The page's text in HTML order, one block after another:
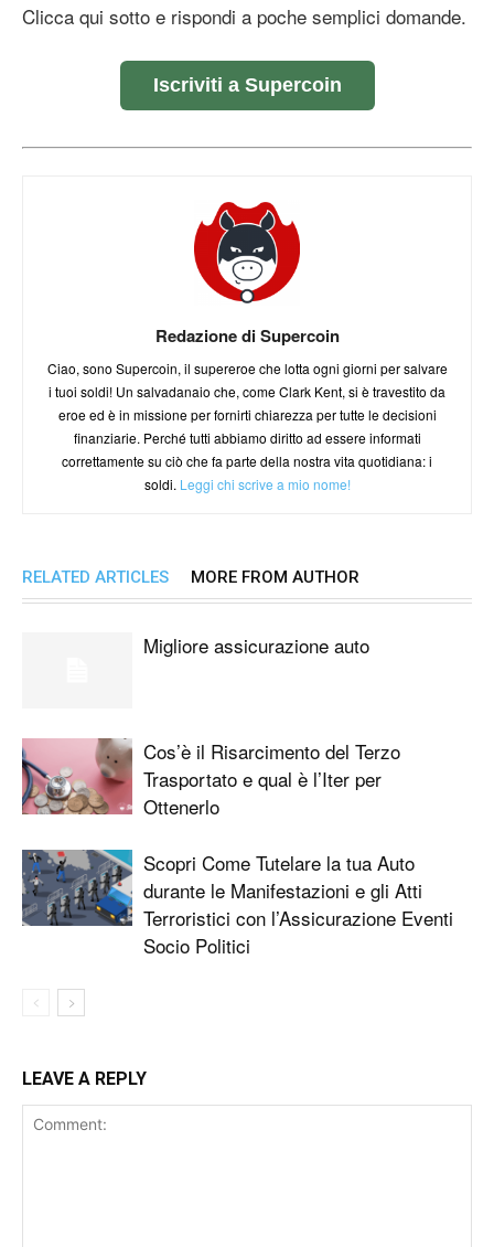
Clicca qui sotto e rispondi a poche semplici domande.
Iscriviti a Supercoin
Redazione di Supercoin
Ciao, sono Supercoin, il supereroe che lotta ogni giorni per salvare
i tuoi soldi! Un salvadanaio che, come Clark Kent, si è travestito da
eroe ed è in missione per fornirti chiarezza per tutte le decisioni
finanziarie. Perché tutti abbiamo diritto ad essere informati
correttamente su ciò che fa parte della nostra vita quotidiana: i
soldi. Leggi chi scrive a mio nome!
RELATED ARTICLES MORE FROM AUTHOR
Migliore assicurazione auto
Cos’è il Risarcimento del Terzo
Trasportato e qual è l’Iter per
Ottenerlo
Scopri Come Tutelare la tua Auto
durante le Manifestazioni e gli Atti
Terroristici con l’Assicurazione Eventi
Socio Politici
LEAVE A REPLY